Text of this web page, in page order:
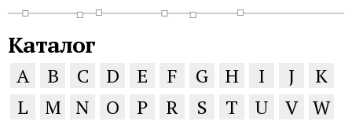
Каталог
A B C D E F G H I J
K
L
M N O P R S T U V W